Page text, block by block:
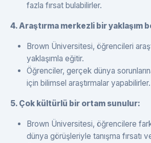
fazla fırsat bulabilirler.
4. Araştırma merkezli bir yaklaşım
Brown Üniversitesi, öğrencileri
yaklaşımla eğitir.
Öğrenciler, gerçek dünya
için bilimsel araştırmalar yapabilirler.
5. Çok kültürlü bir ortam sunulur:
Brown Üniversitesi, öğrencilere
dünya görüşleriyle tanışma fırsatı